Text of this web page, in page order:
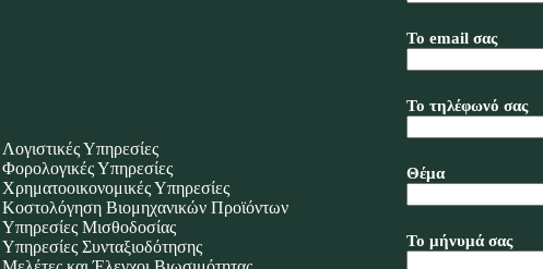
Λογιστικές Υπηρεσίες
Φορολογικές Υπηρεσίες
Χρηματοοικονομικές Υπηρεσίες
Κοστολόγηση Βιομηχανικών Προϊόντων
Υπηρεσίες Μισθοδοσίας
Υπηρεσίες Συνταξιοδότησης
Το email σας
Το τηλέφωνό σας
Θέμα
Το μήνυμά σας